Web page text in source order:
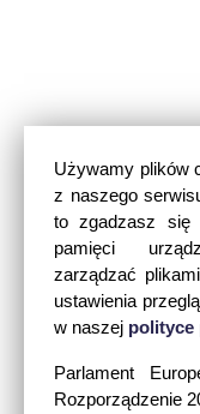
Używamy plików
z naszego
to zgadzasz się
pamięci
zarządzać
ustawienia
w naszej polityce
Parlament
Rozporządzenie